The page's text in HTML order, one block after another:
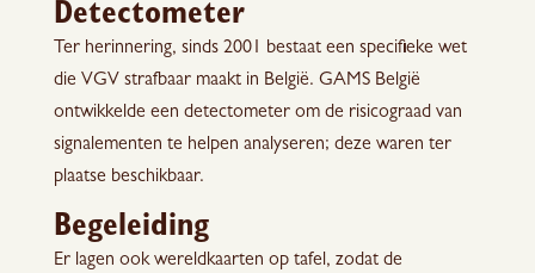
Detectometer
Ter herinnering, sinds 2001 bestaat een specifieke wet
die VGV strafbaar maakt in België. GAMS België
ontwikkelde een detectometer om de risicograad van
signalementen te helpen analyseren; deze waren ter
plaatse beschikbaar.
Begeleiding
Er lagen ook wereldkaarten op tafel, zodat de